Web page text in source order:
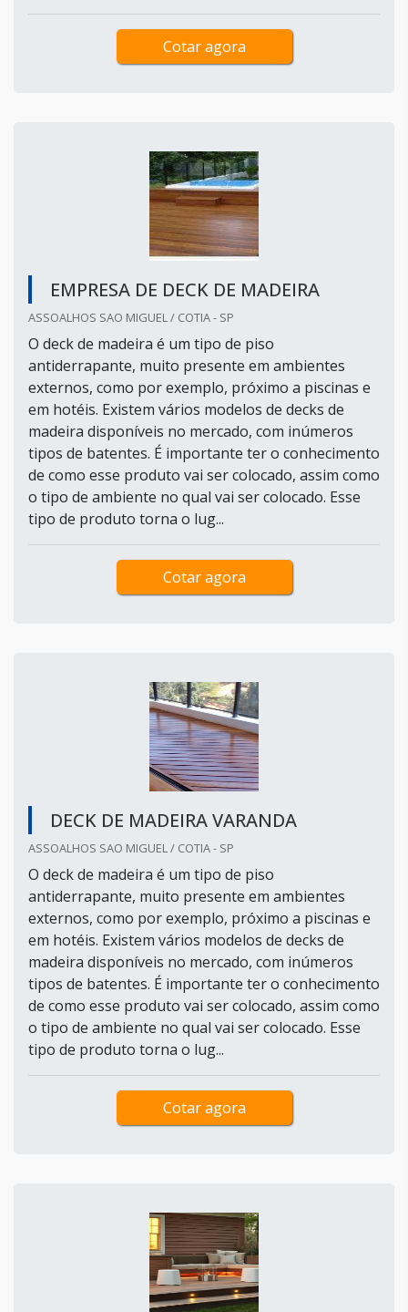
Cotar agora
EMPRESA DE DECK DE MADEIRA
ASSOALHOS SAO MIGUEL / COTIA - SP
O deck de madeira é um tipo de piso
antiderrapante, muito presente em ambientes
externos, como por exemplo, próximo a piscinas e
em hotéis. Existem vários modelos de decks de
madeira disponíveis no mercado, com inúmeros
tipos de batentes. É importante ter o conhecimento
de como esse produto vai ser colocado, assim como
o tipo de ambiente no qual vai ser colocado. Esse
tipo de produto torna o lug...
Cotar agora
DECK DE MADEIRA VARANDA
ASSOALHOS SAO MIGUEL / COTIA - SP
O deck de madeira é um tipo de piso
antiderrapante, muito presente em ambientes
externos, como por exemplo, próximo a piscinas e
em hotéis. Existem vários modelos de decks de
madeira disponíveis no mercado, com inúmeros
tipos de batentes. É importante ter o conhecimento
de como esse produto vai ser colocado, assim como
o tipo de ambiente no qual vai ser colocado. Esse
tipo de produto torna o lug...
Cotar agora